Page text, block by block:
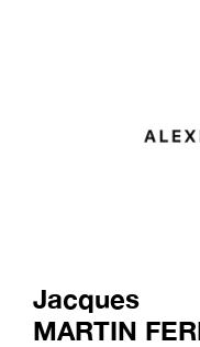
Jacques
MARTIN